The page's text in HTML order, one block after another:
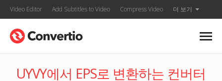
Video Editor Add Subtitles to Video Compress Video 더 보기
UYVY에서 EPS로 변환하는 컨버터